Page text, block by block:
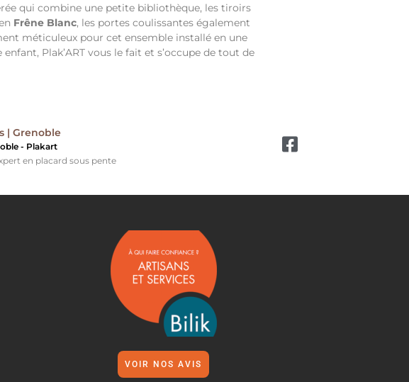
qui combine une petite bibliothèque, les tiroirs
Frêne Blanc, les portes coulissantes également
méticuleux pour cet ensemble installé en une
Plak’ART vous le fait et s’occupe de tout de
| Grenoble
- Plakart
en placard sous pente
VOIR NOS AVIS